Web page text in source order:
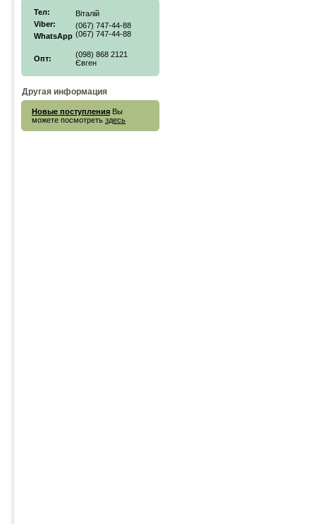
Тел:
Viber:
WhatsApp
Віталій
(067) 747-44-88
(067) 747-44-88
Опт:
(098) 868 2121
Євген
Другая информация
Новые поступления Вы
можете посмотреть здесь